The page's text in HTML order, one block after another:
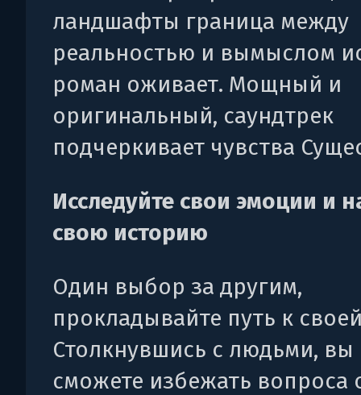
ландшафты граница между
реальностью и вымыслом
роман оживает. Мощный и
оригинальный, саундтрек
подчеркивает чувства
Исследуйте свои эмоции и
свою историю
Один выбор за другим,
прокладывайте путь к
Столкнувшись с людьми, вы
сможете избежать вопроса